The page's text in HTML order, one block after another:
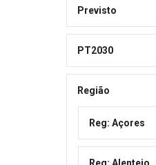
Previsto
PT2030
Região
Reg: Açores